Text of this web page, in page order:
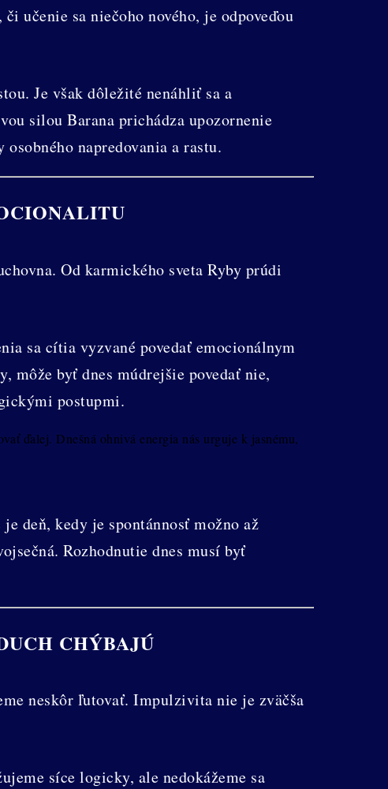
učenie sa niečoho nového, je odpoveďou
Je však dôležité nenáhliť sa a
silou Barana prichádza upozornenie
napredovania a rastu.
Od karmického sveta Ryby prúdi
sa cítia vyzvané povedať emocionálnym
môže byť dnes múdrejšie povedať nie,
postupmi.
ďalej. Dnešná ohnivá energia nás urguje k jasnému,
deň, kedy je spontánnosť možno až
Rozhodnutie dnes musí byť
CHÝBAJÚ
neskôr ľutovať. Impulzivita nie je zväčša
síce logicky, ale nedokážeme sa